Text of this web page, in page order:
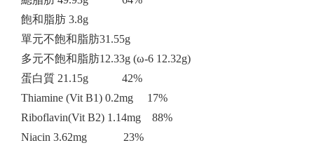
飽和脂肪 3.8g
單元不飽和脂肪31.55g
多元不飽和脂肪12.33g (ω-6 12.32g)
蛋白質 21.15g 42%
Thiamine (Vit B1) 0.2mg 17%
Riboflavin(Vit B2) 1.14mg 88%
Niacin 3.62mg 23%